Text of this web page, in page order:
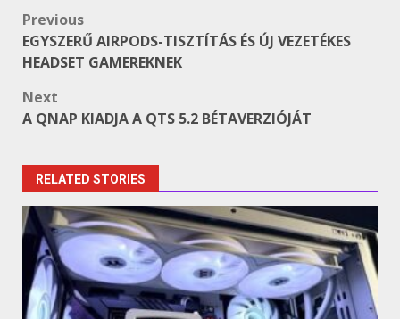
Post
navigation
Previous
EGYSZERŰ AIRPODS-TISZTÍTÁS ÉS ÚJ VEZETÉKES
HEADSET GAMEREKNEK
Next
A QNAP KIADJA A QTS 5.2 BÉTAVERZIÓJÁT
RELATED STORIES